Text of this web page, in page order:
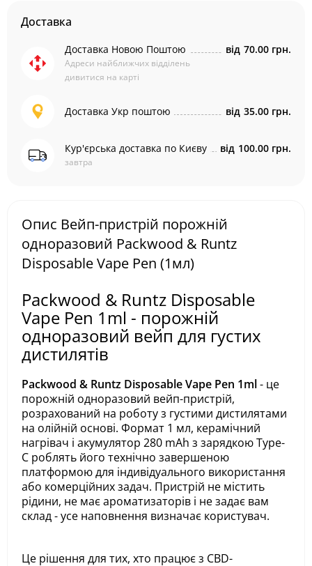
Доставка
Доставка Новою Поштою
Адреси найближчих відділень
дивитися на карті
від 70.00 грн.
Доставка Укр поштою від 35.00 грн.
Кур'єрська доставка по Києву
завтра
від 100.00 грн.
Опис Вейп-пристрій порожній
одноразовий Packwood & Runtz
Disposable Vape Pen (1мл)
Packwood & Runtz Disposable
Vape Pen 1ml - порожній
одноразовий вейп для густих
дистилятів
Packwood & Runtz Disposable Vape Pen 1ml- це
порожній одноразовий вейп-пристрій,
розрахований на роботу з густими дистилятами
на олійній основі. Формат 1 мл, керамічний
нагрівач і акумулятор 280 mAh з зарядкою Type-
C роблять його технічно завершеною
платформою для індивідуального використання
або комерційних задач. Пристрій не містить
рідини, не має ароматизаторів і не задає вам
склад - усе наповнення визначає користувач.
Це рішення для тих, хто працює з CBD-